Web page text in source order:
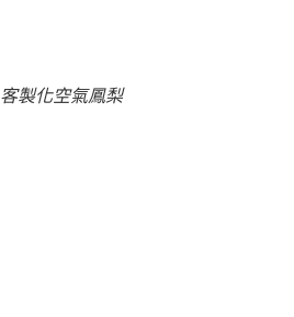
客製化空氣鳳梨